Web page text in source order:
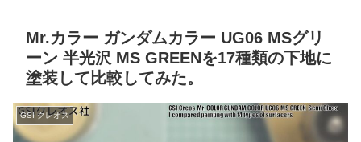
Mr.カラー ガンダムカラー UG06 MSグリ
ーン 半光沢 MS GREENを17種類の下地に
塗装して比較してみた。
GSI クレオス